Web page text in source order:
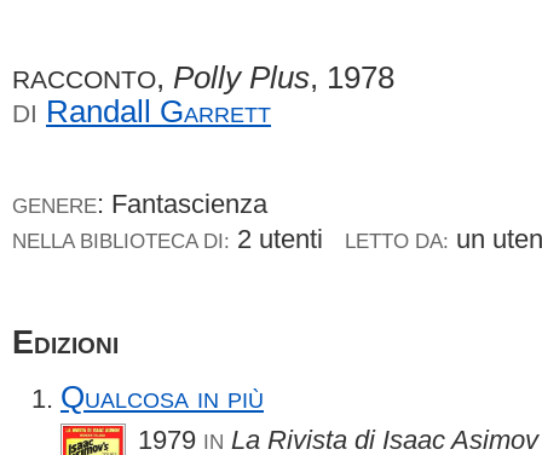
RACCONTO, Polly Plus, 1978
DI Randall Garrett
GENERE: Fantascienza
NELLA BIBLIOTECA DI: 2 utenti LETTO DA: un
Edizioni
Qualcosa in più
1979 IN La Rivista di Isaac